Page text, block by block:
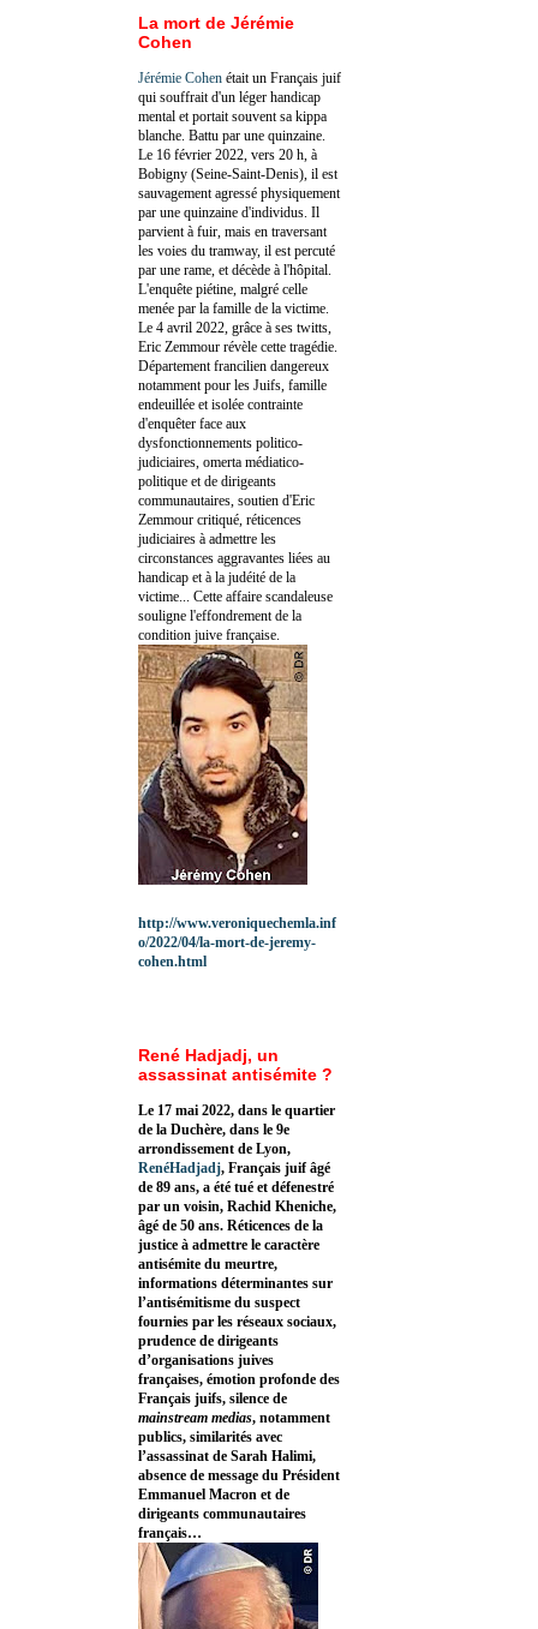
La mort de Jérémie
Cohen
Jérémie Cohen était un Français juif
qui souffrait d'un léger handicap
mental et portait souvent sa kippa
blanche. Battu par une quinzaine.
Le 16 février 2022, vers 20 h, à
Bobigny (Seine-Saint-Denis), il est
sauvagement agressé physiquement
par une quinzaine d'individus. Il
parvient à fuir, mais en traversant
les voies du tramway, il est percuté
par une rame, et décède à l'hôpital.
L'enquête piétine, malgré celle
menée par la famille de la victime.
Le 4 avril 2022, grâce à ses twitts,
Eric Zemmour révèle cette tragédie.
Département francilien dangereux
notamment pour les Juifs, famille
endeuillée et isolée contrainte
d'enquêter face aux
dysfonctionnements politico-
judiciaires, omerta médiatico-
politique et de dirigeants
communautaires, soutien d'Eric
Zemmour critiqué, réticences
judiciaires à admettre les
circonstances aggravantes liées au
handicap et à la judéité de la
victime... Cette affaire scandaleuse
souligne l'effondrement de la
condition juive française.
http://www.veroniquechemla.inf
o/2022/04/la-mort-de-jeremy-
cohen.html
René Hadjadj, un
assassinat antisémite ?
Le 17 mai 2022, dans le quartier
de la Duchère, dans le 9e
arrondissement de Lyon,
RenéHadjadj, Français juif âgé
de 89 ans, a été tué et défenestré
par un voisin, Rachid Kheniche,
âgé de 50 ans. Réticences de la
justice à admettre le caractère
antisémite du meurtre,
informations déterminantes sur
l’antisémitisme du suspect
fournies par les réseaux sociaux,
prudence de dirigeants
d’organisations juives
françaises, émotion profonde des
Français juifs, silence de
mainstream medias, notamment
publics, similarités avec
l’assassinat de Sarah Halimi,
absence de message du Président
Emmanuel Macron et de
dirigeants communautaires
français…